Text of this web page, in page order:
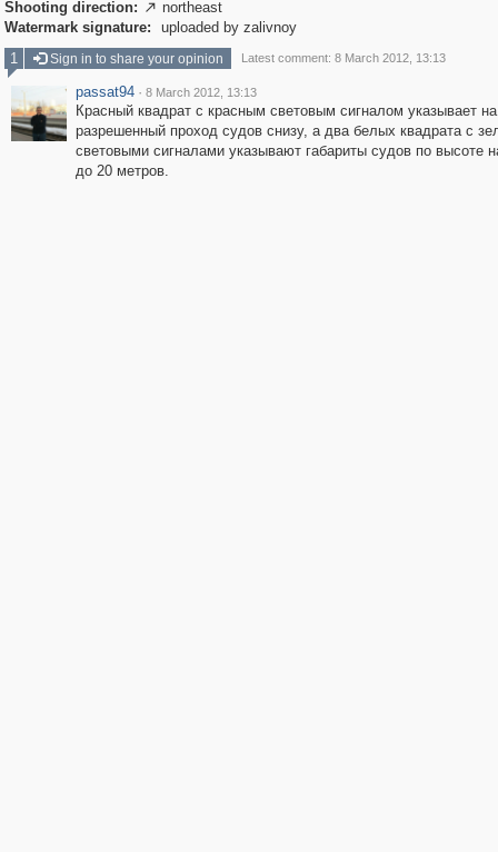
Shooting direction:  northeast
Watermark signature:
uploaded by zalivnoy
1
Sign in to share your opinion Latest comment: 8 March 2012, 13:13
passat94 · 8 March 2012, 13:13
Красный квадрат с красным световым сигналом указывает на
разрешенный проход судов снизу, а два белых квадрата с
световыми сигналами указывают габариты судов по высоте
до 20 метров.